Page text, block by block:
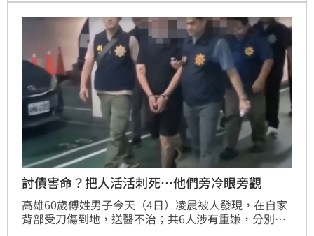
發不可收拾。警方獲報後，立即將一行人帶回派出所，
後續依涉犯社會秩序維護法相互鬥毆規定偵辦。
討債害命？把人活活刺死…他們旁冷眼旁觀
高雄60歲傅姓男子今天（4日）凌晨被人發現，在自家
背部受刀傷到地，送醫不治；共6人涉有重嫌，分別為5